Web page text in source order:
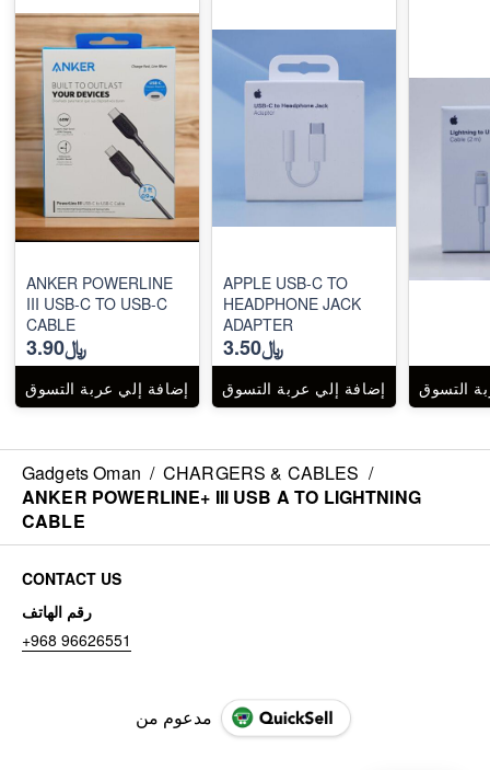
ANKER POWERLINE
III USB-C TO USB-C
CABLE
﷼3.90
إضافة إلي عربة التسوق
APPLE USB-C TO
HEADPHONE JACK
ADAPTER
﷼3.50
إضافة إلي عربة التسوق التسوق
Gadgets Oman / CHARGERS & CABLES /
ANKER POWERLINE+ III USB A TO LIGHTNING
CABLE
CONTACT US
رقم الهاتف
+968 96626551
مدعوم من